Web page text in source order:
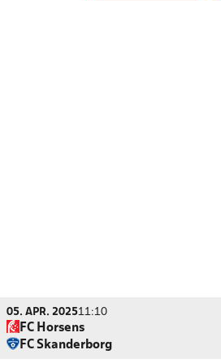
05. APR. 202511:10
FC Horsens
FC Skanderborg